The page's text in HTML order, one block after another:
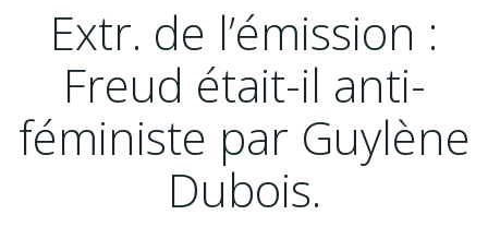
Extr. de l’émission :
Freud était-il anti-
féministe par Guylène
Dubois.